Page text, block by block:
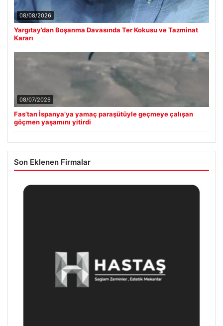
08/08/2026
Yargıtay’dan Boşanma Davasında Ter Kokusu ve Tazminat
Kararı
08/07/2026
Fas’tan İspanya’ya yamaç paraşütüyle geçmeye çalışan
göçmen yaşamını yitirdi
Son Eklenen Firmalar